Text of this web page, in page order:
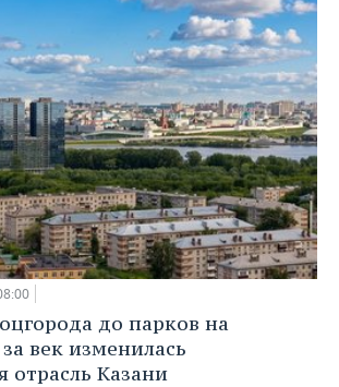
до парков на
век изменилась
отрасль Казани